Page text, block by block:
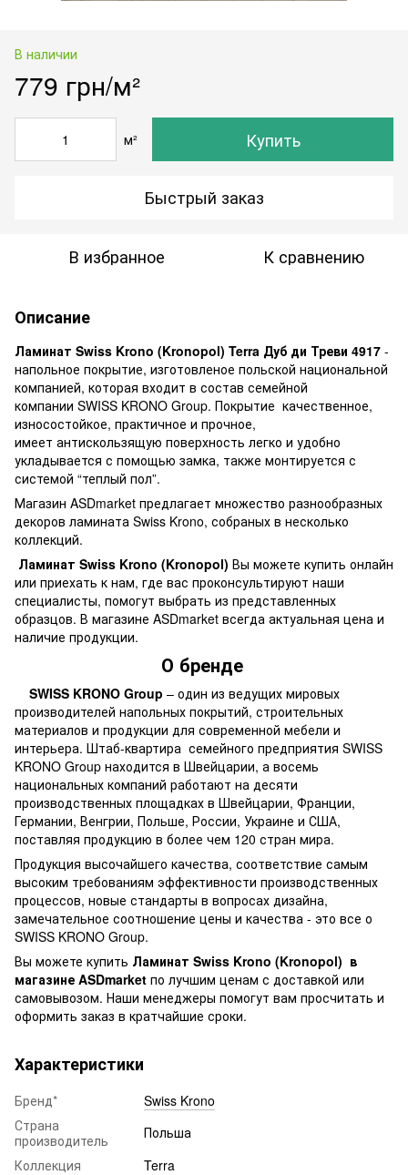
В наличии
779 грн/м²
м² Купить
Быстрый заказ
В избранное К сравнению
Описание
Ламинат Swiss Krono (Kronopol) Terra Дуб ди Треви 4917 -
напольное покрытие, изготовленое польской национальной
компанией, которая входит в состав семейной
компании SWISS KRONO Group. Покрытие качественное,
износостойкое, практичное и прочное,
имеет антискользящую поверхность легко и удобно
укладывается с помощью замка, также монтируется с
системой “теплый пол”.
Магазин ASDmarket предлагает множество разнообразных
декоров ламината Swiss Krono, собраных в несколько
коллекций.
Ламинат Swiss Krono (Kronopol) Вы можете купить онлайн
или приехать к нам, где вас проконсультируют наши
специалисты, помогут выбрать из представленных
образцов. В магазине ASDmarket всегда актуальная цена и
наличие продукции.
О бренде
SWISS KRONO Group – один из ведущих мировых
производителей напольных покрытий, строительных
материалов и продукции для современной мебели и
интерьера. Штаб-квартира семейного предприятия SWISS
KRONO Group находится в Швейцарии, а восемь
национальных компаний работают на десяти
производственных площадках в Швейцарии, Франции,
Германии, Венгрии, Польше, России, Украине и США,
поставляя продукцию в более чем 120 стран мира.
Продукция высочайшего качества, соответствие самым
высоким требованиям эффективности производственных
процессов, новые стандарты в вопросах дизайна,
замечательное соотношение цены и качества - это все о
SWISS KRONO Group.
Вы можете купить Ламинат Swiss Krono (Kronopol) в
магазине ASDmarket по лучшим ценам с доставкой или
самовывозом. Наши менеджеры помогут вам просчитать и
оформить заказ в кратчайшие сроки.
Характеристики
Бренд*
Swiss Krono
Страна
производитель
Польша
Коллекция
Terra